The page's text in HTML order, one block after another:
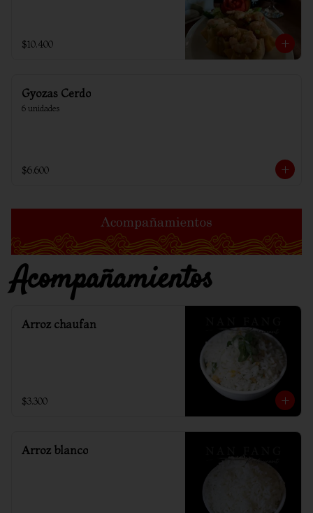
$10.400
Gyozas Cerdo
6 unidades
$6.600
Acompañamientos
Arroz chaufan
$3.300
Arroz blanco